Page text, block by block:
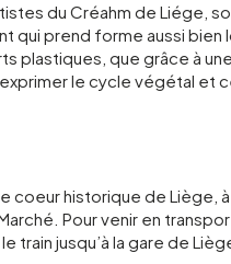
du Créahm de Liége,
qui prend forme aussi
plastiques, que grâce à
le cycle végétal et
coeur historique de Liège,
Pour venir en
train jusqu’à la gare de